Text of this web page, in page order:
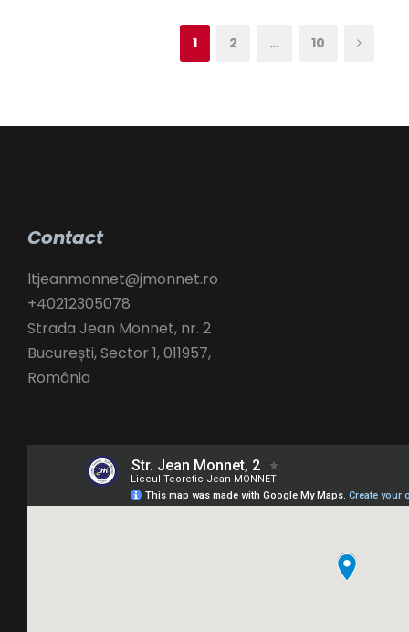
1 2 … 10
Contact
ltjeanmonnet@jmonnet.ro
+40212305078
Strada Jean Monnet, nr. 2
București,Sector 1,011957,
România